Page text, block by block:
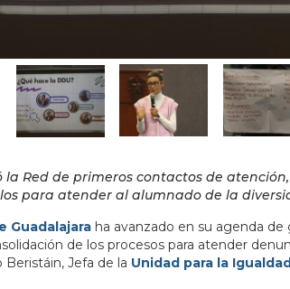
la Red de primeros contactos de
para atender al alumnado de la
Guadalajara ha avanzado en su agenda
de los procesos para atender
Jefa de la Unidad para la